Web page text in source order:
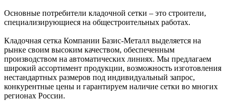
Основные потребители кладочной сетки – это строители,
специализирующиеся на общестроительных работах.
Кладочная сетка Компании Базис-Металл выделяется на
рынке своим высоким качеством, обеспеченным
производством на автоматических линиях. Мы предлагаем
широкий ассортимент продукции, возможность изготовления
нестандартных размеров под индивидуальный запрос,
конкурентные цены и гарантируем наличие сетки во многих
регионах России.